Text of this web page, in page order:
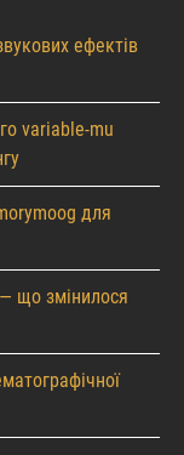
ефектів
variable-mu
для
що змінилося